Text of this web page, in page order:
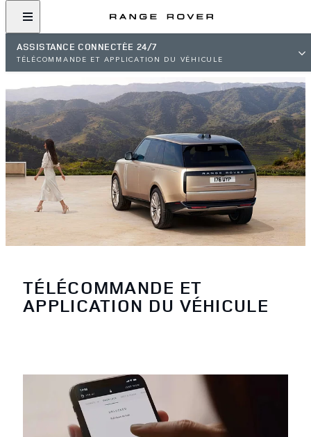
ASSISTANCE CONNECTÉE 24/7
TÉLÉCOMMANDE ET APPLICATION DU VÉHICULE
TÉLÉCOMMANDE ET
APPLICATION DU VÉHICULE